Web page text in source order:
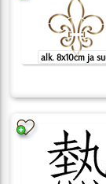
alk. 8x10cm ja